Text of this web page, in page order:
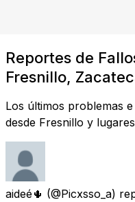
Reportes de
Fresnillo,
Los últimos problemas
desde Fresnillo y
aideé🌵 (@Picxsso_a)